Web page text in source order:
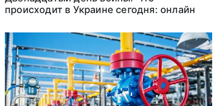
происходит в Украине сегодня: онлайн